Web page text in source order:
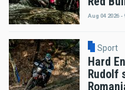
Aug 04 2026 -
Sport
Hard
Rudolf